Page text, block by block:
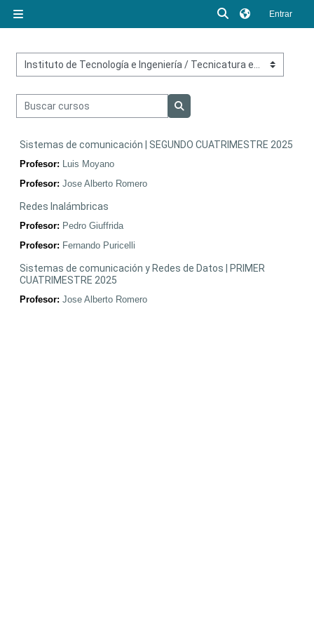
Selector de
Entrar
Categorías
Buscar cursos
Sistemas de comunicación | SEGUNDO CUATRIMESTRE 2025
Profesor: Luis Moyano
Profesor: Jose Alberto Romero
Redes Inalámbricas
Profesor: Pedro Giuffrida
Profesor: Fernando Puricelli
Sistemas de comunicación y Redes de Datos | PRIMER
CUATRIMESTRE 2025
Profesor: Jose Alberto Romero